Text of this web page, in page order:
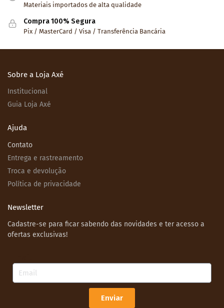
Materiais importados de alta qualidade
Compra 100% Segura
Pix / MasterCard / Visa / Transferência Bancária
Sobre a Loja Axé
Institucional
Guia Loja Axé
Ajuda
Contato
Entrega e rastreamento
Troca e devolução
Política de privacidade
Newsletter
Cadastre-se para ficar sabendo das novidades e ter acesso a
ofertas exclusivas!
Enviar